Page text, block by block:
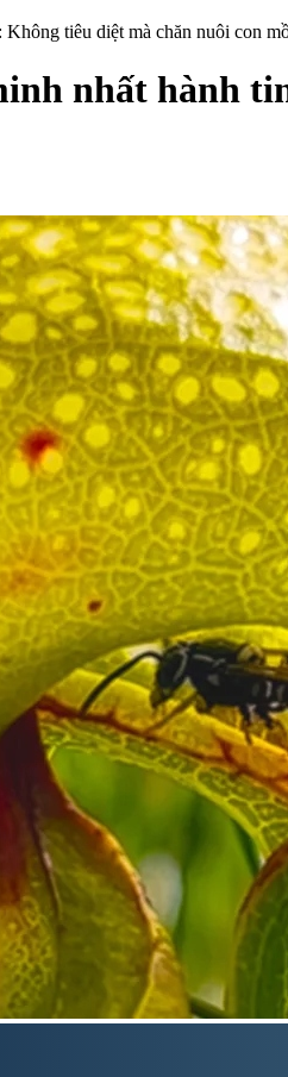
tiêu diệt mà chăn nuôi con
nhất hành